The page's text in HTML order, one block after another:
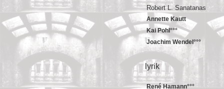
Robert L. Sanatanas
Annette Kautt
Kai Pohl°°°
Joachim Wendel°°°
lyrik
René Hamann°°°